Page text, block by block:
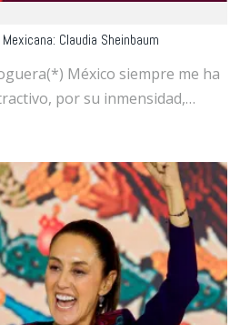
Claudia Sheinbaum
México siempre me ha
por su inmensidad,…